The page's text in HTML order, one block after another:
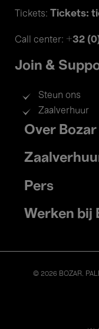
Tickets: Tickets:
Call center: +32
Join &
Steun ons
Zaalverhuur
Footer
menu
Over Bozar
Pers
Werken bij
© 2026 BOZAR.